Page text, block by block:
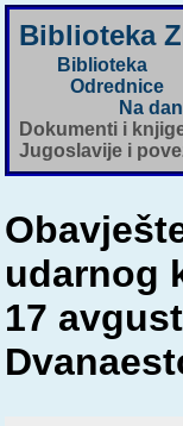
Biblioteka
Biblioteka
Odrednice
Na
Dokumenti i
Jugoslavije i
udarnog
17